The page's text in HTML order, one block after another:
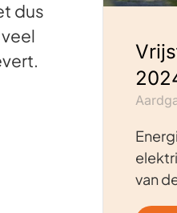
dus
van